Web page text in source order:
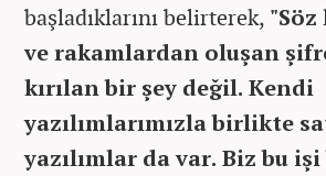
başladıklarını belirterek,
ve rakamlardan oluşan
kırılan bir şey değil. Kendi
yazılımlarımızla birlikte
yazılımlar da var. Biz bu